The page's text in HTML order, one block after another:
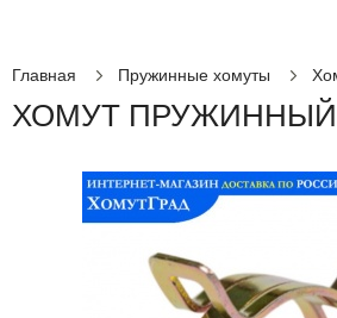
Главная Пружинные хомуты
ХОМУТ ПРУЖИННЫЙ